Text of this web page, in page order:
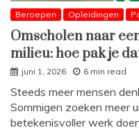
Beroepen Opleidingen
Omscholen naar
milieu: hoe pak je
juni 1, 2026 6 min read
Steeds meer mensen
Sommigen zoeken meer
betekenisvoller werk